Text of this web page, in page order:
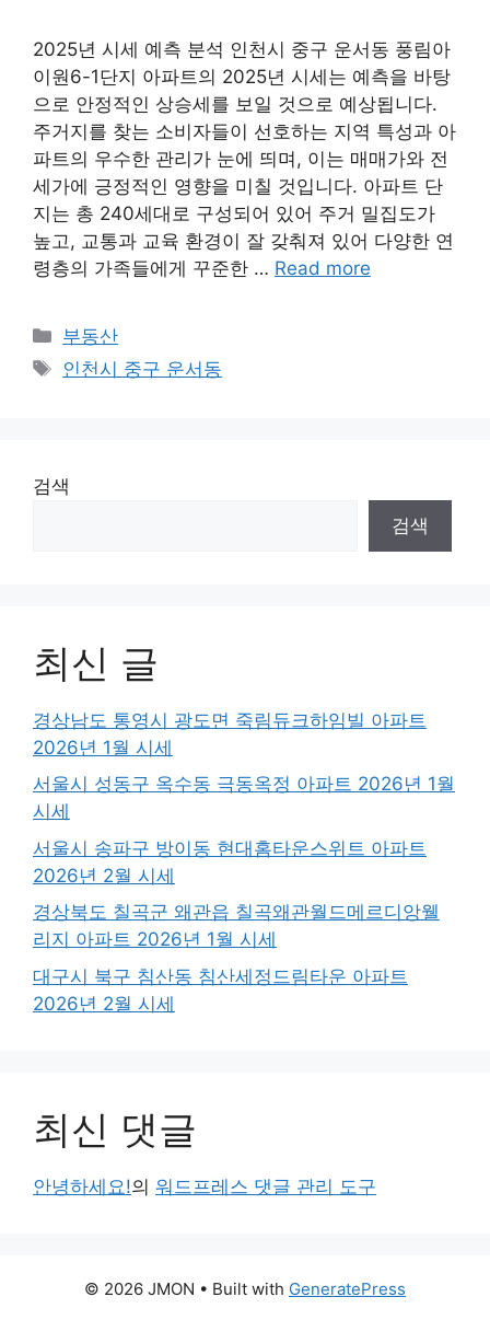
2025년 시세 예측 분석 인천시 중구 운서동 풍림아
이원6-1단지 아파트의 2025년 시세는 예측을 바탕
으로 안정적인 상승세를 보일 것으로 예상됩니다.
주거지를 찾는 소비자들이 선호하는 지역 특성과 아
파트의 우수한 관리가 눈에 띄며, 이는 매매가와 전
세가에 긍정적인 영향을 미칠 것입니다. 아파트 단
지는 총 240세대로 구성되어 있어 주거 밀집도가
높고, 교통과 교육 환경이 잘 갖춰져 있어 다양한 연
령층의 가족들에게 꾸준한 … Read more
Categories
부동산
Tags
인천시 중구 운서동
검색
검색
최신 글
경상남도 통영시 광도면 죽림듀크하임빌 아파트
2026년 1월 시세
서울시 성동구 옥수동 극동옥정 아파트 2026년 1월
시세
서울시 송파구 방이동 현대홈타운스위트 아파트
2026년 2월 시세
경상북도 칠곡군 왜관읍 칠곡왜관월드메르디앙웰
리지 아파트 2026년 1월 시세
대구시 북구 침산동 침산세정드림타운 아파트
2026년 2월 시세
최신 댓글
안녕하세요!의 워드프레스 댓글 관리 도구
© 2026 JMON • Built with GeneratePress